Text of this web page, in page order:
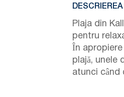
Plaja din
pentru
În
plajă, unele
atunci când